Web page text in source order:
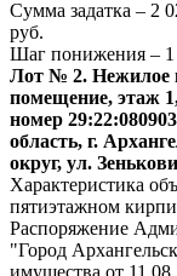
Сумма задатка – 2
руб.
Шаг понижения – 1
Лот № 2. Нежилое
помещение, этаж
номер
область, г.
округ, ул.
Характеристика
пятиэтажном
Распоряжение
"Город
имущества от